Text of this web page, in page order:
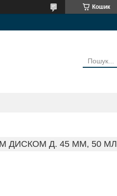
Кошик
ДИСКОМ Д. 45 ММ, 50 МЛ